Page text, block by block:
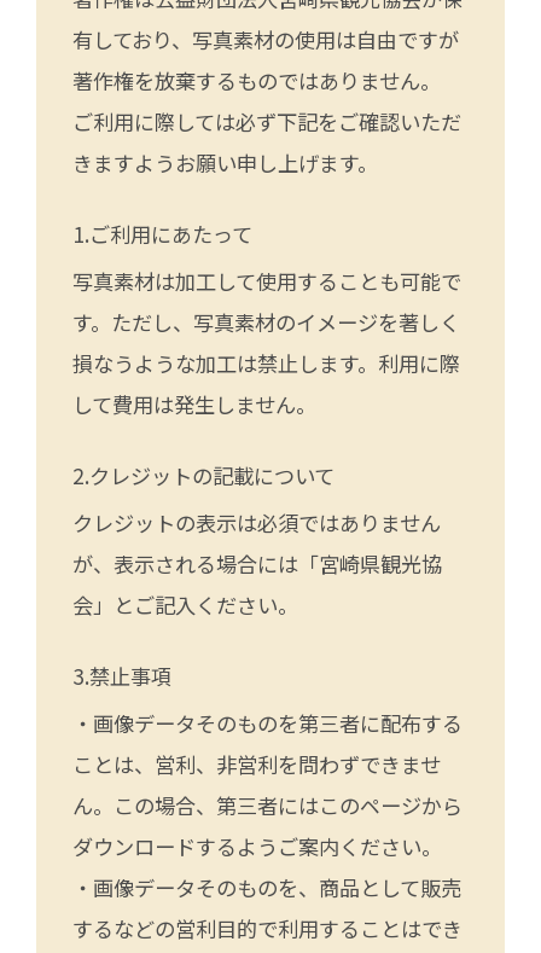
有しており、写真素材の使用は自由ですが
著作権を放棄するものではありません。
ご利用に際しては必ず下記をご確認いただ
きますようお願い申し上げます。
ご利用にあたって
写真素材は加工して使用することも可能で
す。ただし、写真素材のイメージを著しく
損なうような加工は禁止します。利用に際
して費用は発生しません。
クレジットの記載について
クレジットの表示は必須ではありません
が、表示される場合には「宮崎県観光協
会」とご記入ください。
禁止事項
・画像データそのものを第三者に配布する
ことは、営利、非営利を問わずできませ
ん。この場合、第三者にはこのページから
ダウンロードするようご案内ください。
・画像データそのものを、商品として販売
するなどの営利目的で利用することはでき